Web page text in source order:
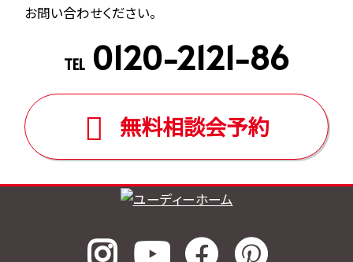
お問い合わせください。
TEL 0120-2121-86
無料相談会予約